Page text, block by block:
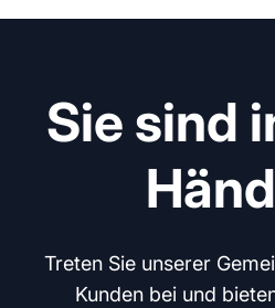
Sie sind
Treten Sie unserer
Kunden bei und